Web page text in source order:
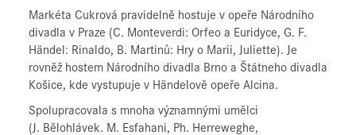
Markéta Cukrová pravidelně hostuje v opeře Národního
divadla v Praze (C. Monteverdi: Orfeo a Euridyce, G. F.
Händel: Rinaldo, B. Martinů: Hry o Marii, Juliette). Je
rovněž hostem Národního divadla Brno a Štátneho divadla
Košice, kde vystupuje v Händelově opeře Alcina.
Spolupracovala s mnoha významnými umělci
(J. Bělohlávek. M. Esfahani, Ph. Herreweghe,